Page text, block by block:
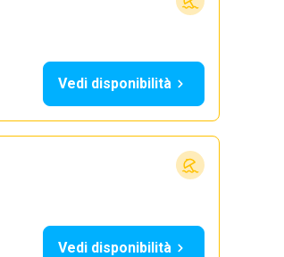
Vedi disponibilità
Vedi disponibilità